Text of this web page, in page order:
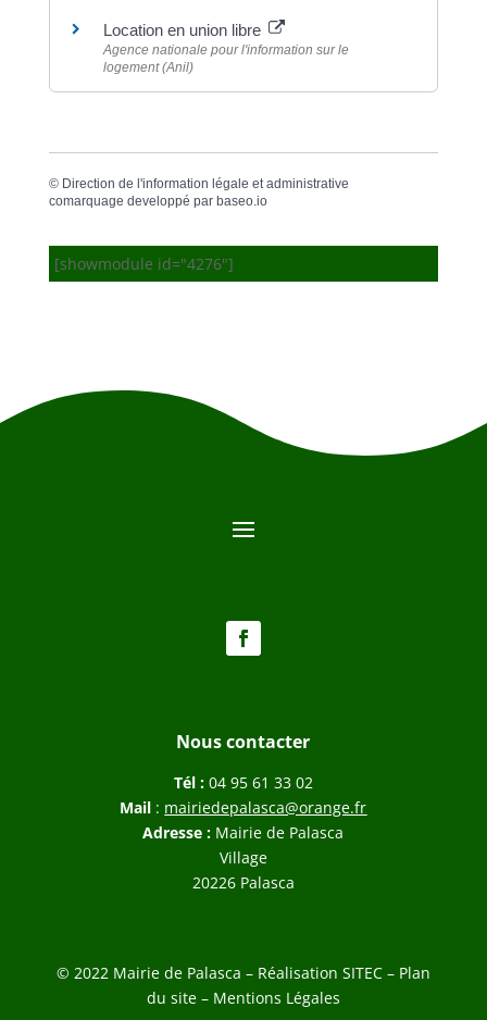
Location en union libre
Agence nationale pour l'information sur le
logement (Anil)
© Direction de l'information légale et administrative
comarquage developpé par baseo.io
[showmodule id="4276"]
Nous contacter
Tél : 04 95 61 33 02
Mail : mairiedepalasca@orange.fr
Adresse : Mairie de Palasca
Village
20226 Palasca
© 2022 Mairie de Palasca – Réalisation SITEC– Plan
du site – Mentions Légales